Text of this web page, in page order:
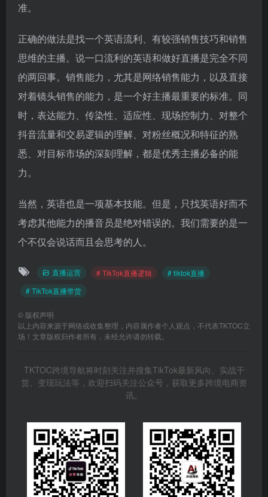
准。
正确的做法是找一个英语流利、有较强销售技巧和销售
思维的主播。说一口流利的英语和做好直播是完全不同
的两回事。销售能力，尤其是网络销售能力，以及直接
对着镜头销售的能力，是一个好主播最重要的标准。同
时，表达能力、传染性、适应性、现场控制力、对整个
抖音流量和交易逻辑的理解、对粉丝概况和特征的熟
悉、对目标市场的深刻理解，都是优秀主播必备的能
力。
当然，英语也是一项基本技能。但是，只找英语好而不
考虑其他能力的播音员是绝对错误的。我们需要的是一
个不仅会说话而且会思考的人。
直播运营 # TikTok直播逻辑
# tiktok直播
# TikTok直播带货
© 版权声明
以上内容来源于网络或收集整理，内容属作者个人观点，不代表TKTOC立
场！文章版权归作者所有，未经允许请勿转载。
TKTOC跨境导航将时刻关注并搜集TikTok最新风向、实战干
货、变现玩法等，欢迎扫码关注公众号，获取更多跨境电商资
讯。